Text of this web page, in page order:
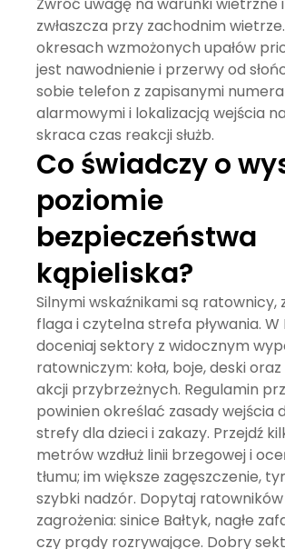
zwłaszcza przy zachodnim
okresach wzmożonych upałów
jest nawodnienie i przerwy od
sobie telefon z zapisanymi
alarmowymi i lokalizacją wejścia
skraca czas reakcji służb.
Co świadczy o
poziomie
bezpieczeństwa
kąpieliska?
Silnymi wskaźnikami są ratownicy,
flaga i czytelna strefa pływania. W
doceniaj sektory z widocznym
ratowniczym: koła, boje, deski
akcji przybrzeżnych. Regulamin
powinien określać zasady wejścia
strefy dla dzieci i zakazy. Przejdź
metrów wzdłuż linii brzegowej i
tłumu; im większe zagęszczenie,
szybki nadzór. Dopytaj
zagrożenia:sinice Bałtyk, nagłe
czy prądy rozrywające. Dobry